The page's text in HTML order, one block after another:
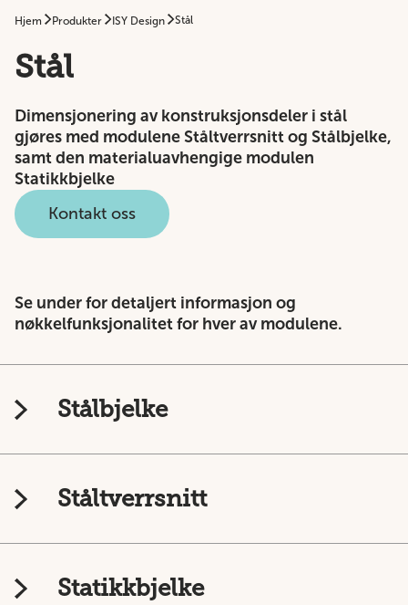
Hjem Produkter ISY Design Stål
Stål
Dimensjonering av konstruksjonsdeler i stål
gjøres med modulene Ståltverrsnitt og Stålbjelke,
samt den materialuavhengige modulen
Statikkbjelke
Kontakt oss
Se under for detaljert informasjon og
nøkkelfunksjonalitet for hver av modulene.
Stålbjelke
Ståltverrsnitt
Statikkbjelke